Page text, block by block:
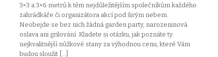
3×3 a 3×6 metrů k těm nejdůležitějším společníkům každého
zahrádkáře či organizátora akcí pod širým nebem.
Neobejde se bez nich žádná garden party, narozeninová
oslava ani grilování. Kladete si otázku, jak poznáte ty
nejkvalitnější nůžkové stany za výhodnou cenu, které Vám
budou sloužit […]